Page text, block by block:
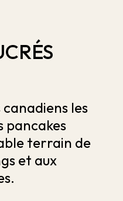
les
pancakes
terrain de
et aux